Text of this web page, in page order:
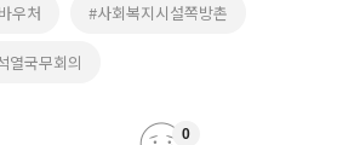
우처 #사회복지시설쪽방촌
열국무회의
0